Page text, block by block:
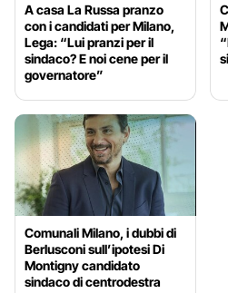
A casa La Russa pranzo
con i candidati per Milano,
Lega: “Lui pranzi per il
sindaco? E noi cene per il
governatore”
Comunali Milano, i dubbi di
Berlusconi sull’ipotesi Di
Montigny candidato
sindaco di centrodestra